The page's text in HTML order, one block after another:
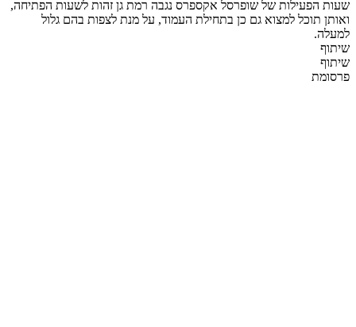
שעות הפעילות של שופרסל אקספרס נגבה רמת גן זהות לשעות הפתיחה,
ואותן תוכל למצוא גם כן בתחילת העמוד, על מנת לצפות בהם גלול
למעלה.
שיתוף
שיתוף
פרסומת